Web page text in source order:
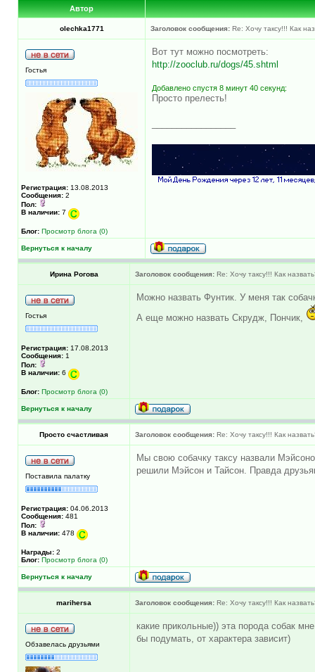
Автор
olechka1771 Заголовок сообщения: Re: Хочу таксу!!! Как
Гостья
Регистрация: 13.08.2013
Сообщения: 2
Пол:
В наличии: 7
Блог: Просмотр блога (0)
Вот тут можно посмотреть:
http://zooclub.ru/dogs/45.shtml
Добавлено спустя 8 минут 40 секунд:
Просто прелесть!
Вернуться к началу
Ирина Рогова Заголовок сообщения: Re: Хочу таксу!!! Как
Гостья
Регистрация: 17.08.2013
Сообщения: 1
Пол:
В наличии: 6
Блог: Просмотр блога (0)
Можно назвать Фунтик. У меня так
А еще можно назвать Скрудж, Пончик,
Вернуться к началу
Просто счастливая Заголовок сообщения: Re: Хочу таксу!!! Как
Поставила палатку
Регистрация: 04.06.2013
Сообщения: 481
Пол:
В наличии: 478
Награды: 2
Блог: Просмотр блога (0)
Мы свою собачку таксу назвали
решили Мэйсон и Тайсон. Правда
Вернуться к началу
marihersa Заголовок сообщения: Re: Хочу таксу!!! Как
Обзавелась друзьями
какие прикольные)) эта порода собак
бы подумать, от характера зависит)